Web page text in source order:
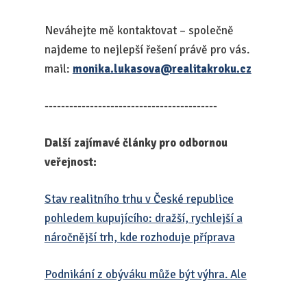
Neváhejte mě kontaktovat – společně
najdeme to nejlepší řešení právě pro vás.
mail: monika.lukasova@realitakroku.cz
------------------------------------------
Další zajímavé články pro odbornou
veřejnost:
Stav realitního trhu v České republice
pohledem kupujícího: dražší, rychlejší a
náročnější trh, kde rozhoduje příprava
Podnikání z obýváku může být výhra. Ale